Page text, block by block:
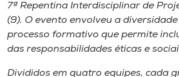
Rádio
7ª Repentina Interdisciplinar de
(9). O evento envolveu a
processo formativo que permite
das responsabilidades éticas e
Divididos em quatro equipes, cada